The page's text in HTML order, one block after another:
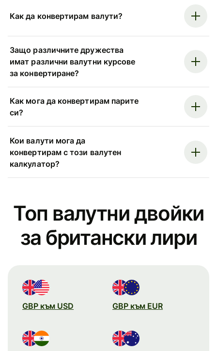
Как да конвертирам валути?
Защо различните дружества
имат различни валутни курсове
за конвертиране?
Как мога да конвертирам парите
си?
Кои валути мога да
конвертирам с този валутен
калкулатор?
Топ валутни двойки
за британски лири
GBP към USD GBP към EUR